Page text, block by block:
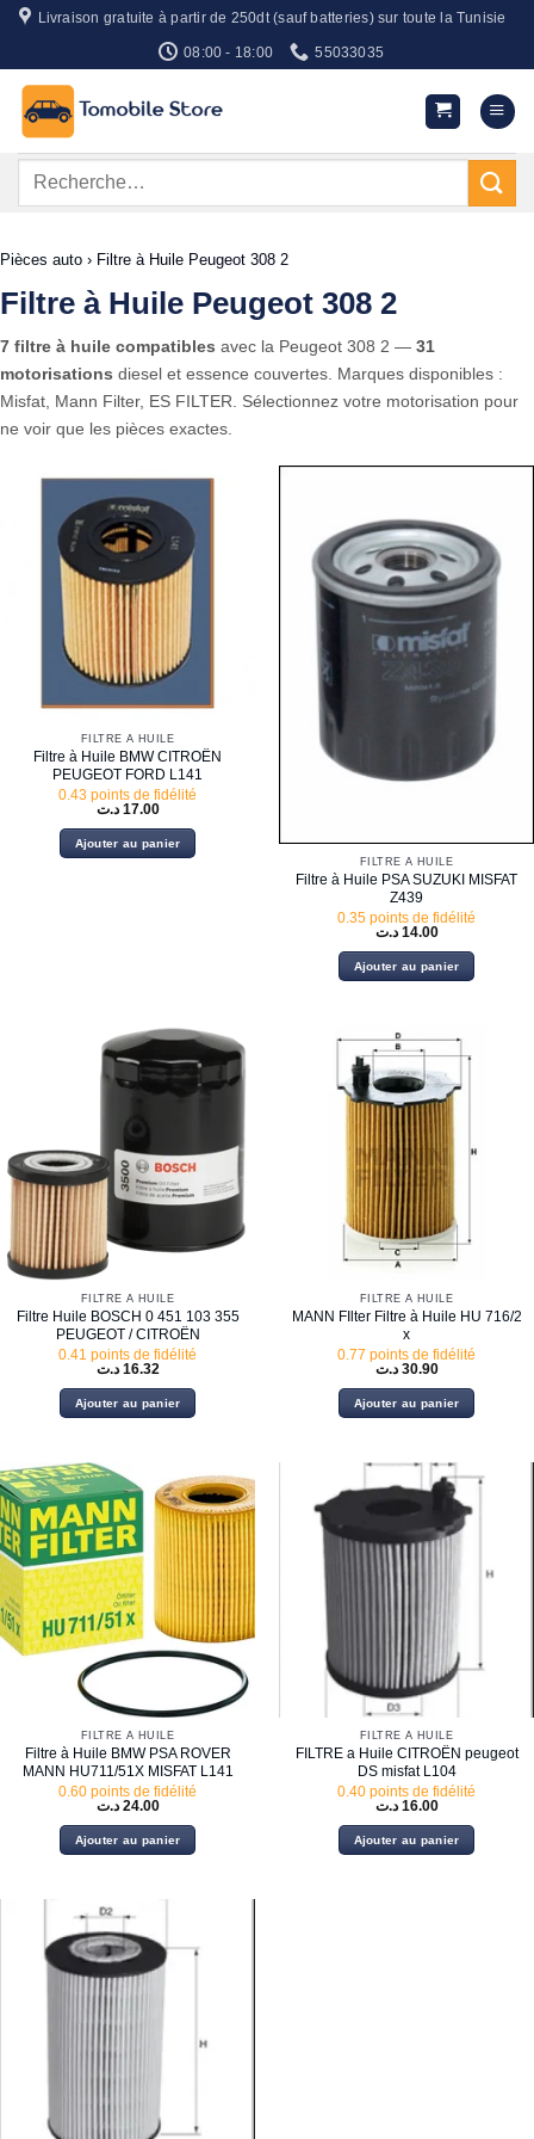
Passer
contenu
Livraison gratuite à partir de 250dt (sauf batteries) sur toute la Tunisie
08:00 - 18:00 55033035
Recherche
Pièces auto › Filtre à Huile Peugeot 308 2
Filtre à Huile Peugeot 308 2
7 filtre à huile compatibles avec la Peugeot 308 2 — 31
motorisations diesel et essence couvertes. Marques disponibles :
Misfat, Mann Filter, ES FILTER. Sélectionnez votre motorisation pour
ne voir que les pièces exactes.
FILTRE À HUILE
Filtre à Huile BMW CITROËN
PEUGEOT FORD L141
0.43 points de fidélité
17.00 د.ت
Ajouter au panier
FILTRE À HUILE
Filtre à Huile PSA SUZUKI MISFAT
Z439
0.35 points de fidélité
14.00 د.ت
Ajouter au panier
FILTRE À HUILE
Filtre Huile BOSCH 0 451 103 355
PEUGEOT / CITROËN
0.41 points de fidélité
16.32 د.ت
Ajouter au panier
FILTRE À HUILE
MANN FIlter Filtre à Huile HU 716/2
x
0.77 points de fidélité
30.90 د.ت
Ajouter au panier
FILTRE À HUILE
Filtre à Huile BMW PSA ROVER
MANN HU711/51X MISFAT L141
0.60 points de fidélité
24.00 د.ت
Ajouter au panier
FILTRE À HUILE
FILTRE a Huile CITROËN peugeot
DS misfat L104
0.40 points de fidélité
16.00 د.ت
Ajouter au panier